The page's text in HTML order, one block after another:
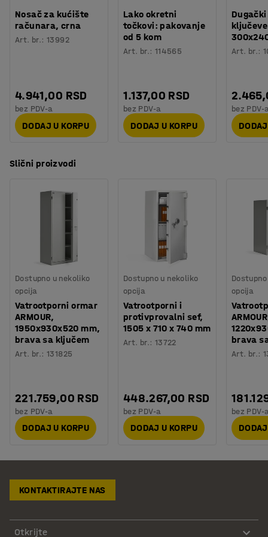
Nosač za kućište
računara, crna
Art. br.:13992
4.941,00 RSD
bez PDV-a
DODAJ U KORPU
Lako okretni
točkovi: pakovanje
od 5 kom
Art. br.: 114565
1.137,00 RSD
bez PDV-a
DODAJ U KORPU
Art. br.:
bez PDV-
Slični proizvodi
Dostupno u nekoliko
opcija
Vatrootporni ormar
ARMOUR,
1950x930x520 mm,
brava sa ključem
Art. br.:131825
221.759,00 RSD
bez PDV-a
DODAJ U KORPU
Dostupno u nekoliko
opcija
Vatrootporni i
protivprovalni sef,
1505 x 710 x 740 mm
Art. br.: 13722
448.267,00 RSD
bez PDV-a
DODAJ U KORPU
opcija
brava
Art. br.:
bez PDV-
KONTAKTIRAJTE NAS
Otkrijte